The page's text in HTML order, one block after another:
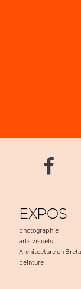
EXPOS
photographie
arts visuels
Architecture en
peinture